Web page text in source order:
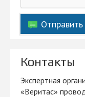
Контакты
Экспертная
«Веритас»